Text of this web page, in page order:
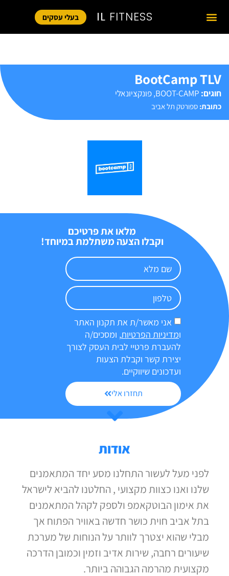
IL FITNESS בעלי עסקים
BootCamp TLV
חוגים: BOOT-CAMP
,פונקציונאלי
כתובת: ספורטק תל אביב
מלאו את פרטיכם
וקבלו הצעה משתלמת במיוחד!
אני מאשר/ת את תקנון האתר
ומדיניות הפרטיות, ומסכים/ה
להעברת פרטיי לבית העסק לצורך
יצירת קשר וקבלת הצעות
ועדכונים שיווקיים.
תחזרו אלי
אודות
לפני מעל לעשור התחלנו מסע יחד המתאמנים
שלנו ואנו כצוות מקצועי , החלטנו להביא לישראל
את אימון הבוטקאמפ ולספק לקהל המתאמנים
בתל אביב חוית כושר חדשה באוויר הפתוח אך
מבלי שהוא יצטרך לוותר על הנוחות של מערכת
שיעורים רחבה, שירות אדיב וזמין וכמובן הדרכה
מקצועית מהרמה הגבוהה ביותר.